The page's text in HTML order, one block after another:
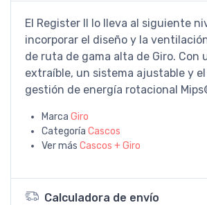
El Register II lo lleva al siguiente
incorporar el diseño y la
de ruta de gama alta de Giro. Con
extraíble, un sistema ajustable y
gestión de energía rotacional
Marca Giro
Categoría Cascos
Ver más Cascos + Giro
Calculadora de envío